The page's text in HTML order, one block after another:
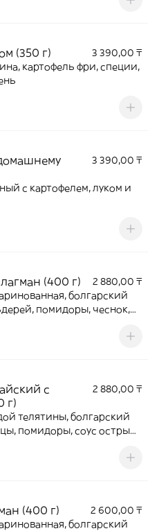
(350 г)
3 390,00 ₸
картофель фри, специи,
3 390,00 ₸
с картофелем, луком и
(400 г)
2 880,00 ₸
болгарский
помидоры, чеснок,
с
г)
2 880,00 ₸
телятины, болгарский
помидоры, соус острый,
(400 г)
2 600,00 ₸
болгарский